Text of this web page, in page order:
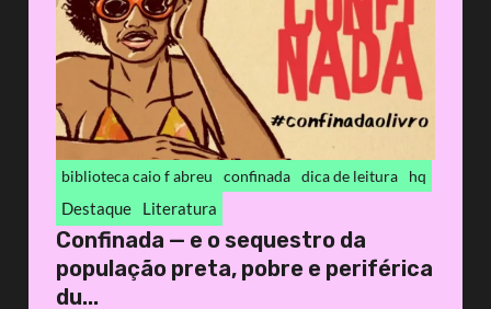
biblioteca caio f abreu confinada dica de leitura hq
Destaque Literatura
Confinada — e o sequestro da
população preta, pobre e periférica
du...